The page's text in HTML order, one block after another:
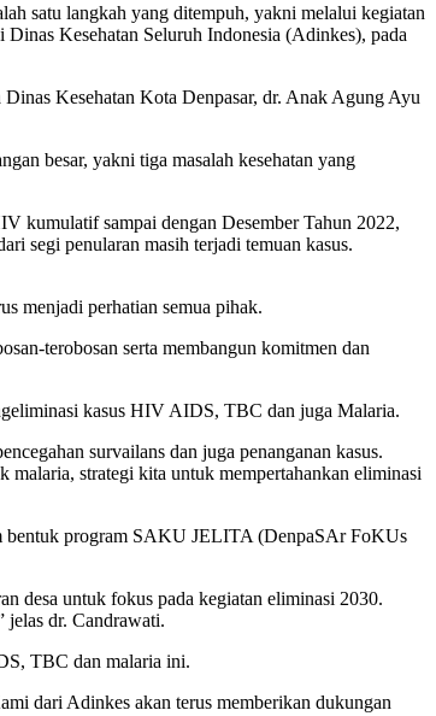
satu langkah yang ditempuh, yakni melalui kegiatan
Kesehatan Seluruh Indonesia (Adinkes), pada
Kesehatan Kota Denpasar, dr. Anak Agung Ayu
besar, yakni tiga masalah kesehatan yang
kumulatif sampai dengan Desember Tahun 2022,
segi penularan masih terjadi temuan kasus.
menjadi perhatian semua pihak.
terobosan serta membangun komitmen dan
kasus HIV AIDS, TBC dan juga Malaria.
survailans dan juga penanganan kasus.
malaria, strategi kita untuk mempertahankan eliminasi
bentuk program SAKU JELITA (DenpaSAr FoKUs
desa untuk fokus pada kegiatan eliminasi 2030.
jelas dr. Candrawati.
TBC dan malaria ini.
dari Adinkes akan terus memberikan dukungan